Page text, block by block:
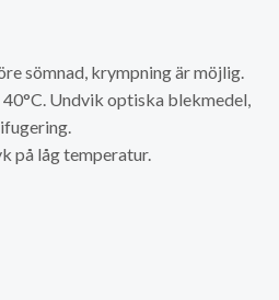
sömnad, krympning är möjlig.
Undvik optiska blekmedel,
på låg temperatur.